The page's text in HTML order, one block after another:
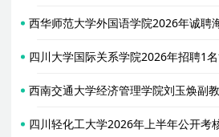
西华师范大学外国语学院2026年诚聘
四川大学国际关系学院2026年招聘1